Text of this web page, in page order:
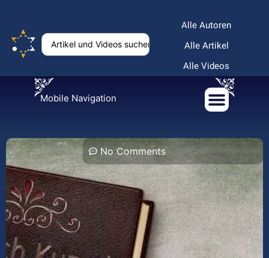
Alle Autoren
Alle Artikel
Alle Videos
Mobile Navigation
No Comments